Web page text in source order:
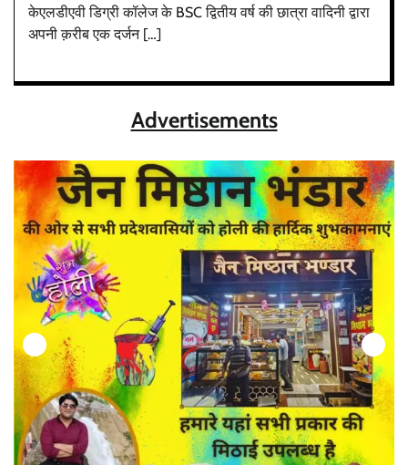
केएलडीएवी डिग्री कॉलेज के BSC द्वितीय वर्ष की छात्रा वादिनी द्वारा
अपनी क़रीब एक दर्जन […]
Advertisements